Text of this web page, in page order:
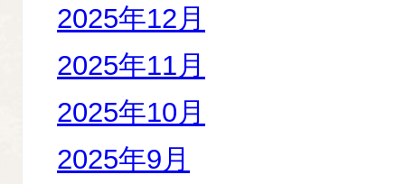
2025年12月
2025年11月
2025年10月
2025年9月